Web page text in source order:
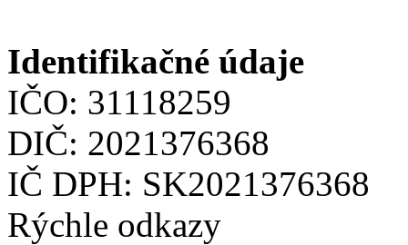
Identifikačné údaje
IČO: 31118259
DIČ: 2021376368
IČ DPH: SK2021376368
Rýchle odkazy